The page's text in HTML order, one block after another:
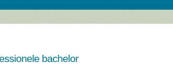
bachelor